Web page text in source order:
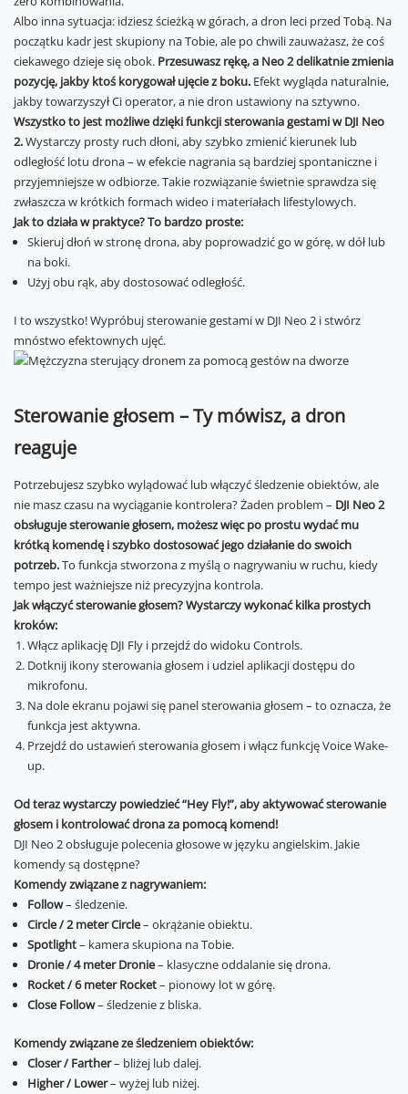
Albo inna sytuacja: idziesz ścieżką w górach, a dron leci przed Tobą. Na
początku kadr jest skupiony na Tobie, ale po chwili zauważasz, że coś
ciekawego dzieje się obok. Przesuwasz rękę, a Neo 2 delikatnie zmienia
pozycję, jakby ktoś korygował ujęcie z boku. Efekt wygląda naturalnie,
jakby towarzyszył Ci operator, a nie dron ustawiony na sztywno.
Wszystko to jest możliwe dzięki funkcji sterowania gestami w DJI Neo
2.Wystarczy prosty ruch dłoni, aby szybko zmienić kierunek lub
odległość lotu drona – w efekcie nagrania są bardziej spontaniczne i
przyjemniejsze w odbiorze. Takie rozwiązanie świetnie sprawdza się
zwłaszcza w krótkich formach wideo i materiałach lifestylowych.
Jak to działa w praktyce? To bardzo proste:
Skieruj dłoń w stronę drona, aby poprowadzić go w górę, w dół lub
na boki.
Użyj obu rąk, aby dostosować odległość.
I to wszystko! Wypróbuj sterowanie gestami w DJI Neo 2 i stwórz
mnóstwo efektownych ujęć.
Sterowanie głosem – Ty mówisz, a dron
reaguje
Potrzebujesz szybko wylądować lub włączyć śledzenie obiektów, ale
nie masz czasu na wyciąganie kontrolera? Żaden problem – DJI Neo 2
obsługuje sterowanie głosem, możesz więc po prostu wydać mu
krótką komendę i szybko dostosować jego działanie do swoich
potrzeb.To funkcja stworzona z myślą o nagrywaniu w ruchu, kiedy
tempo jest ważniejsze niż precyzyjna kontrola.
Jak włączyć sterowanie głosem? Wystarczy wykonać kilka prostych
kroków:
Włącz aplikację DJI Fly i przejdź do widoku Controls.
Dotknij ikony sterowania głosem i udziel aplikacji dostępu do
mikrofonu.
Na dole ekranu pojawi się panel sterowania głosem – to oznacza, że
funkcja jest aktywna.
Przejdź do ustawień sterowania głosem i włącz funkcję Voice Wake-
up.
Od teraz wystarczy powiedzieć “Hey Fly!”, aby aktywować sterowanie
głosem i kontrolować drona za pomocą komend!
DJI Neo 2 obsługuje polecenia głosowe w języku angielskim. Jakie
komendy są dostępne?
Komendy związane z nagrywaniem:
Follow– śledzenie.
Circle / 2 meter Circle– okrążanie obiektu.
Spotlight– kamera skupiona na Tobie.
Dronie / 4 meter Dronie– klasyczne oddalanie się drona.
Rocket / 6 meter Rocket– pionowy lot w górę.
Close Follow– śledzenie z bliska.
Komendy związane ze śledzeniem obiektów:
Closer / Farther– bliżej lub dalej.
Higher / Lower– wyżej lub niżej.